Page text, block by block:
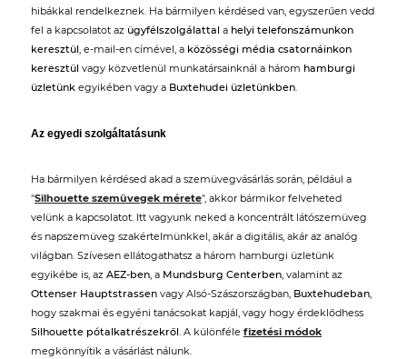
hibákkal rendelkeznek. Ha bármilyen kérdésed van, egyszerűen vedd
fel a kapcsolatot az ügyfélszolgálattal a helyi telefonszámunkon
keresztül, e-mail-en címével, a közösségi média csatornáinkon
keresztül vagy közvetlenül munkatársainknál a három hamburgi
üzletünk egyikében vagy a Buxtehudei üzletünkben.
Az egyedi szolgáltatásunk
Ha bármilyen kérdésed akad a szemüvegvásárlás során, például a
"Silhouette szemüvegek mérete", akkor bármikor felveheted
velünk a kapcsolatot. Itt vagyunk neked a koncentrált látószemüveg
és napszemüveg szakértelmünkkel, akár a digitális, akár az analóg
világban. Szívesen ellátogathatsz a három hamburgi üzletünk
egyikébe is, az AEZ-ben, a Mundsburg Centerben, valamint az
Ottenser Hauptstrassen vagy Alsó-Szászországban, Buxtehudeban,
hogy szakmai és egyéni tanácsokat kapjál, vagy hogy érdeklődhess
Silhouette pótalkatrészekről. A különféle fizetési módok
megkönnyítik a vásárlást nálunk.